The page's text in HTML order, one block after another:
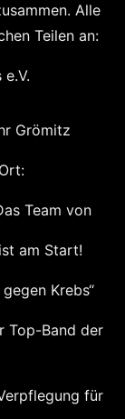
Alle
Teilen an:
Grömitz
Team von
am Start!
Krebs“
Top-Band der
für